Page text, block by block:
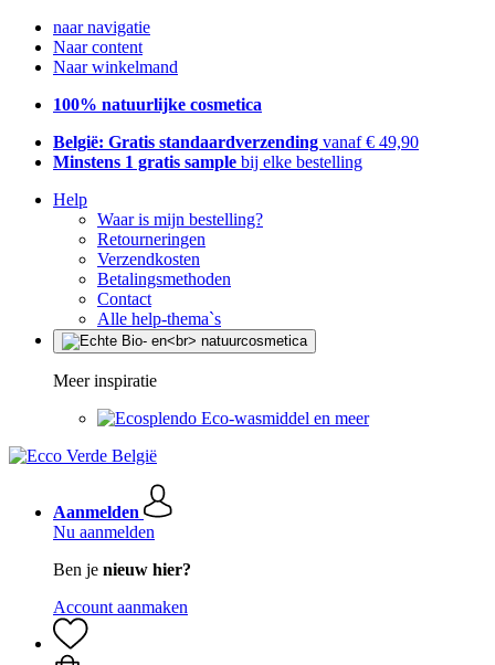
naar navigatie
Naar content
Naar winkelmand
100% natuurlijke cosmetica
België: Gratis standaardverzending vanaf € 49,90
Minstens 1 gratis sample bij elke bestelling
Help
Waar is mijn bestelling?
Retourneringen
Verzendkosten
Betalingsmethoden
Contact
Alle help-thema`s
Meer inspiratie
Eco-wasmiddel en meer
Aanmelden
Nu aanmelden
Ben je nieuw hier?
Account aanmaken